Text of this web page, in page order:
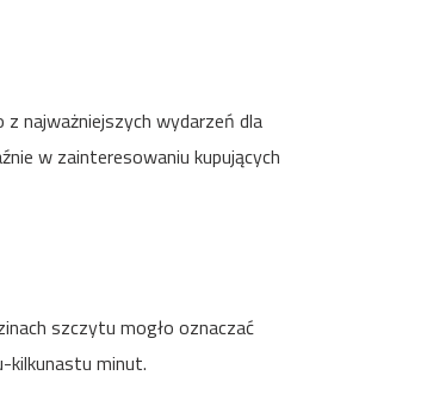
najważniejszych wydarzeń dla
w zainteresowaniu kupujących
szczytu mogło oznaczać
kilkunastu minut.